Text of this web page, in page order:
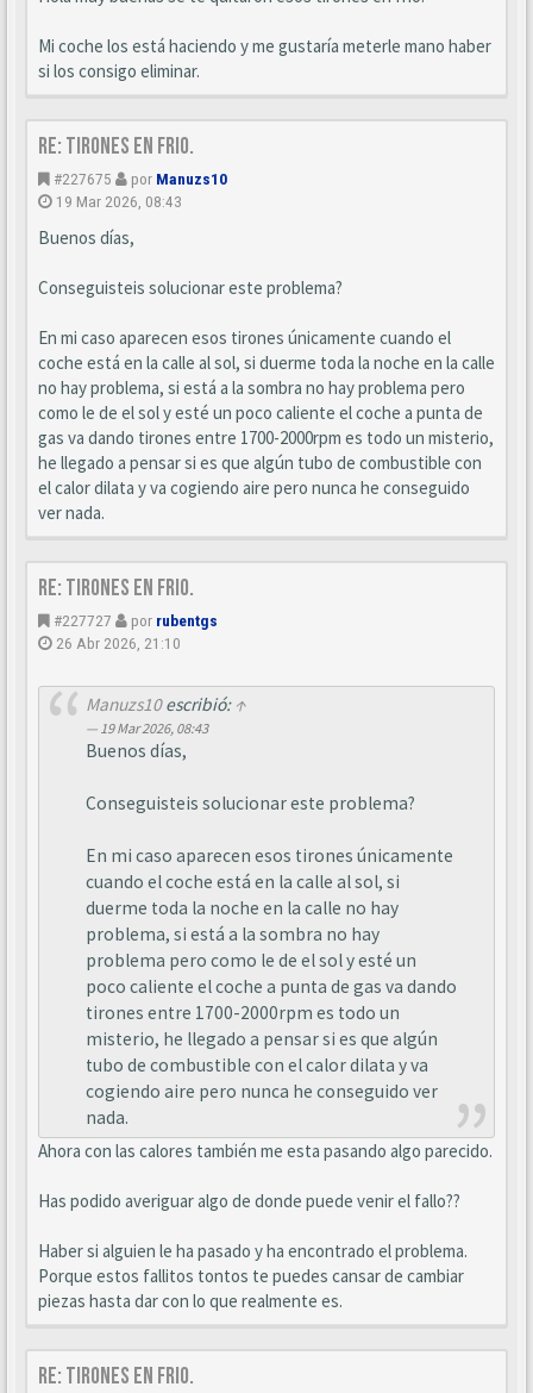
Mi coche los está haciendo y me gustaría meterle mano haber
si los consigo eliminar.
Re: Tirones en frio.
#227675 por Manuzs10
19 Mar 2026, 08:43
Buenos días,
Conseguisteis solucionar este problema?
En mi caso aparecen esos tirones únicamente cuando el
coche está en la calle al sol, si duerme toda la noche en la calle
no hay problema, si está a la sombra no hay problema pero
como le de el sol y esté un poco caliente el coche a punta de
gas va dando tirones entre 1700-2000rpm es todo un misterio,
he llegado a pensar si es que algún tubo de combustible con
el calor dilata y va cogiendo aire pero nunca he conseguido
ver nada.
Re: Tirones en frio.
#227727 por rubentgs
26 Abr 2026, 21:10
Manuzs10escribió: ↑
19 Mar 2026, 08:43
Buenos días,
Conseguisteis solucionar este problema?
En mi caso aparecen esos tirones únicamente
cuando el coche está en la calle al sol, si
duerme toda la noche en la calle no hay
problema, si está a la sombra no hay
problema pero como le de el sol y esté un
poco caliente el coche a punta de gas va dando
tirones entre 1700-2000rpm es todo un
misterio, he llegado a pensar si es que algún
tubo de combustible con el calor dilata y va
cogiendo aire pero nunca he conseguido ver
nada.
Ahora con las calores también me esta pasando algo parecido.
Has podido averiguar algo de donde puede venir el fallo??
Haber si alguien le ha pasado y ha encontrado el problema.
Porque estos fallitos tontos te puedes cansar de cambiar
piezas hasta dar con lo que realmente es.
Re: Tirones en frio.